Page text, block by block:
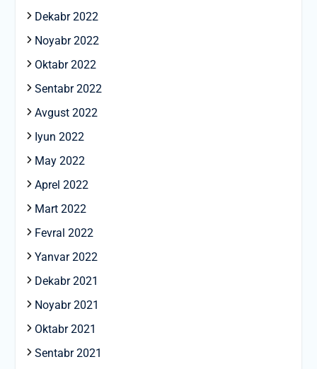
Dekabr 2022
Noyabr 2022
Oktabr 2022
Sentabr 2022
Avgust 2022
Iyun 2022
May 2022
Aprel 2022
Mart 2022
Fevral 2022
Yanvar 2022
Dekabr 2021
Noyabr 2021
Oktabr 2021
Sentabr 2021